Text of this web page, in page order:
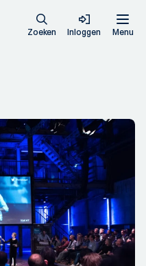
Zoeken Inloggen Menu